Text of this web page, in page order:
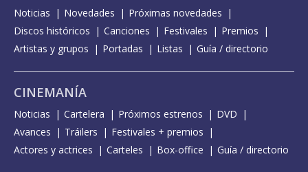
Noticias Novedades
Próximas novedades
Discos históricos
Canciones Festivales
Premios
Artistas y grupos
Portadas Listas Guía / directorio
CINEMANÍA
Noticias Cartelera Próximos estrenos
DVD
Avances
Tráilers
Festivales + premios
Actores y actrices
Carteles Box-office Guía / directorio